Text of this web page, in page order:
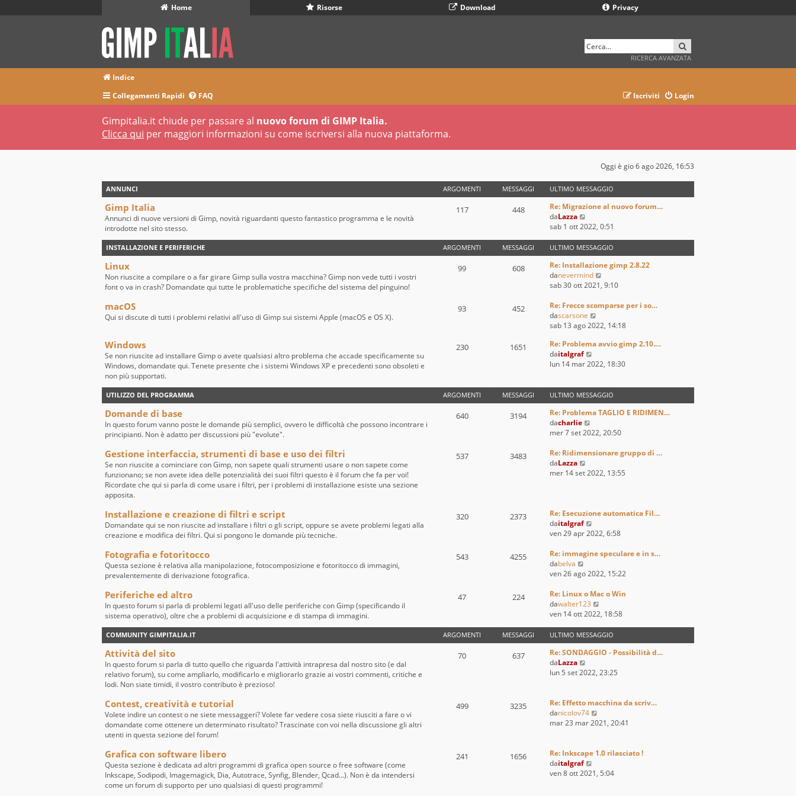
Home Risorse Download Privacy
RICERCA AVANZATA
Indice
Collegamenti Rapidi
FAQ Login
Iscriviti
Gimpitalia.it chiude per passare al nuovo forum di GIMP Italia.
Clicca qui per maggiori informazioni su come iscriversi alla nuova piattaforma.
Oggi è gio 6 ago 2026, 16:53
ANNUNCI ARGOMENTI MESSAGGI ULTIMO MESSAGGIO
Gimp Italia
Annunci di nuove versioni di Gimp, novità riguardanti questo fantastico programma e le novità
introdotte nel sito stesso.
117 448
Re: Migrazione al nuovo forum…
daLazza
e
i
u
l
t
i
o
m
e
s
a
g
i
o
sab 1 ott 2022, 0:51
INSTALLAZIONE E PERIFERICHE ARGOMENTI MESSAGGI ULTIMO MESSAGGIO
Linux
Non riuscite a compilare o a far girare Gimp sulla vostra macchina? Gimp non vede tutti i vostri
font o va in crash? Domandate qui tutte le problematiche specifiche del sistema del pinguino!
99 608
Re: Installazione gimp 2.8.22
danevermind
e
i
l
i
o
e
s
s
a
g
o
sab 30 ott 2021, 9:10
macOS
Qui si discute di tutti i problemi relativi all'uso di Gimp sui sistemi Apple (macOS e OS X).
93 452
Re: Frecce scomparse per i so…
dascarsone
e
i
l
i
m
o
m
s
a
g
sab 13 ago 2022, 14:18
Windows
Se non riuscite ad installare Gimp o avete qualsiasi altro problema che accade specificamente su
Windows, domandate qui. Tenete presente che i sistemi Windows XP e precedenti sono obsoleti e
non più supportati.
230 1651
Re: Problema avvio gimp 2.10.…
daitalgraf
e
u
l
t
m
m
s
g
o
lun 14 mar 2022, 18:30
UTILIZZO DEL PROGRAMMA ARGOMENTI MESSAGGI ULTIMO MESSAGGIO
Domande di base
In questo forum vanno poste le domande più semplici, ovvero le difficoltà che possono incontrare i
principianti. Non è adatto per discussioni più "evolute".
640 3194
Re: Problema TAGLIO E RIDIMEN…
dacharlie
e
i
l
o
m
e
s
g
i
o
mer 7 set 2022, 20:50
Gestione interfaccia, strumenti di base e uso dei filtri
Se non riuscite a cominciare con Gimp, non sapete quali strumenti usare o non sapete come
funzionano; se non avete idea delle potenzialità dei suoi filtri questo è il forum che fa per voi!
Ricordate che qui si parla di come usare i filtri, per i problemi di installazione esiste una sezione
apposita.
537 3483
Re: Ridimensionare gruppo di …
daLazza
e
l
t
i
o
e
s
a
g
i
o
mer 14 set 2022, 13:55
Installazione e creazione di filtri e script
Domandate qui se non riuscite ad installare i filtri o gli script, oppure se avete problemi legati alla
creazione e modifica dei filtri. Qui si pongono le domande più tecniche.
320 2373
Re: Esecuzione automatica Fil…
daitalgraf
e
i
l
i
m
o
e
s
s
g
o
ven 29 apr 2022, 6:58
Fotografia e fotoritocco
Questa sezione è relativa alla manipolazione, fotocomposizione e fotoritocco di immagini,
prevalentemente di derivazione fotografica.
543 4255
Re: immagine speculare e in s…
dabelva
e
i
u
l
i
m
o
m
e
a
g
g
ven 26 ago 2022, 15:22
Periferiche ed altro
In questo forum si parla di problemi legati all'uso delle periferiche con Gimp (specificando il
sistema operativo), oltre che a problemi di acquisizione e di stampa di immagini.
47 224
Re: Linux o Mac o Win
dawalter123
e
i
u
l
i
m
s
g
i
ven 14 ott 2022, 18:58
COMMUNITY GIMPITALIA.IT ARGOMENTI MESSAGGI ULTIMO MESSAGGIO
Attività del sito
In questo forum si parla di tutto quello che riguarda l'attività intrapresa dal nostro sito (e dal
relativo forum), su come ampliarlo, modificarlo e migliorarlo grazie ai vostri commenti, critiche e
lodi. Non siate timidi, il vostro contributo è prezioso!
70 637
Re: SONDAGGIO - Possibilità d…
daLazza
e
u
l
t
o
m
e
lun 5 set 2022, 23:25
Contest, creatività e tutorial
Volete indire un contest o ne siete messaggeri? Volete far vedere cosa siete riusciti a fare o vi
domandate come ottenere un determinato risultato? Trascinate con voi nella discussione gli altri
utenti in questa sezione del forum!
499 3235
Re: Effetto macchina da scriv…
danicolov74
e
u
mar 23 mar 2021, 20:41
Grafica con software libero
Questa sezione è dedicata ad altri programmi di grafica open source o free software (come
Inkscape, Sodipodi, Imagemagick, Dia, Autotrace, Synfig, Blender, Qcad...). Non è da intendersi
come un forum di supporto per uno qualsiasi di questi programmi!
241 1656
Re: Inkscape 1.0 rilasciato !
daitalgraf
e
ven 8 ott 2021, 5:04